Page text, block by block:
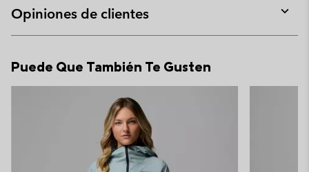
Opiniones de clientes
or
Puede Que También Te Gusten